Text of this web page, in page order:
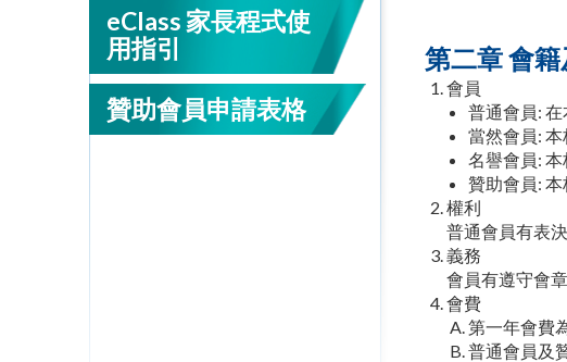
eClass 家長程式使
用指引
贊助會員申請表格
第二章 會
會員
普通會員: 在
當然會員: 本
名譽會員: 本
贊助會員: 本
權利
普通會員有表
義務
會員有遵守會
會費
第一年會費
普通會員及